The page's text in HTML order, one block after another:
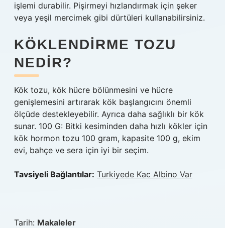
işlemi durabilir. Pişirmeyi hızlandırmak için şeker
veya yeşil mercimek gibi dürtüleri kullanabilirsiniz.
KÖKLENDIRME TOZU
NEDIR?
Kök tozu, kök hücre bölünmesini ve hücre
genişlemesini artırarak kök başlangıcını önemli
ölçüde destekleyebilir. Ayrıca daha sağlıklı bir kök
sunar. 100 G: Bitki kesiminden daha hızlı kökler için
kök hormon tozu 100 gram, kapasite 100 g, ekim
evi, bahçe ve sera için iyi bir seçim.
Tavsiyeli Bağlantılar: Turkiyede Kac Albino Var
Tarih: Makaleler